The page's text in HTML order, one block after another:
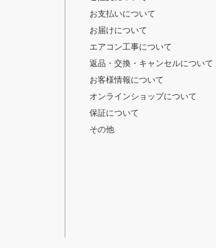
お支払いについて
お届けについて
エアコン工事について
返品・交換・キャンセルについて
お客様情報について
オンラインショップについて
保証について
その他